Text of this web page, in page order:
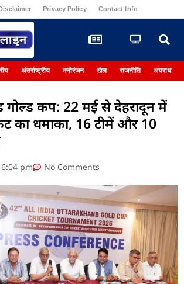
Privacy Policy Contact Info
अंतर्राष्ट्रीय मनोरंजन खेल राजनीति अपराध
गोल्ड कप: 22 मई से देहरादून में
का धमाका, 16 टीमें और 10
6:04 pm No Comments